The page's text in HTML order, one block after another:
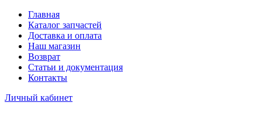
Главная
Каталог запчастей
Доставка и оплата
Наш магазин
Возврат
Статьи и документация
Контакты
Личный кабинет